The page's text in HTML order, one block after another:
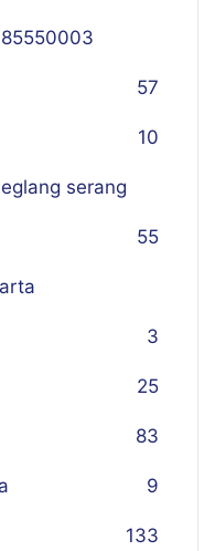
57
10
serang
55
3
25
83
9
133